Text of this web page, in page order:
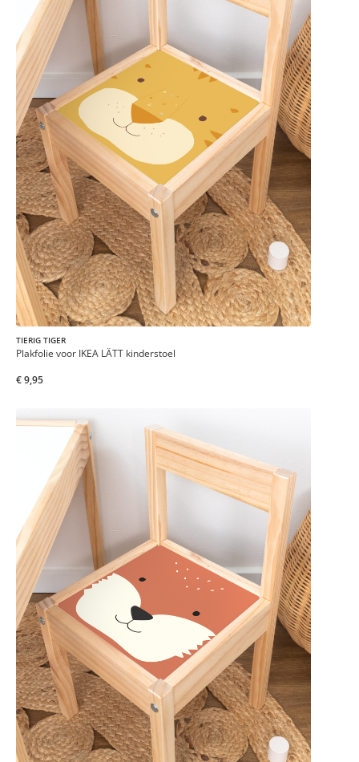
TIERIG TIGER
Plakfolie voor IKEA LÄTT kinderstoel
€ 9,95